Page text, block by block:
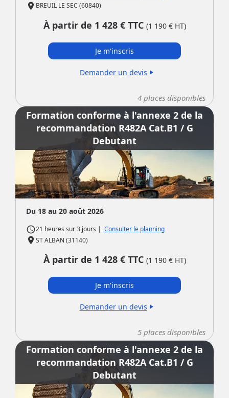
place BREUIL LE SEC (60840)
À partir de 1 428 € TTC (1 190 € HT)
Je m'inscris
Demander un devis play_arrow
4 places disponibles
Formation conforme à l'annexe 2 de la
recommandation R482A Cat.B1 / G
Debutant
Du 18 au 20 août 2026
access_time21 heures sur3 jours | Consulter le planning
place ST ALBAN (31140)
À partir de 1 428 € TTC (1 190 € HT)
Je m'inscris
Demander un devis play_arrow
5 places disponibles
Formation conforme à l'annexe 2 de la
recommandation R482A Cat.B1 / G
Debutant